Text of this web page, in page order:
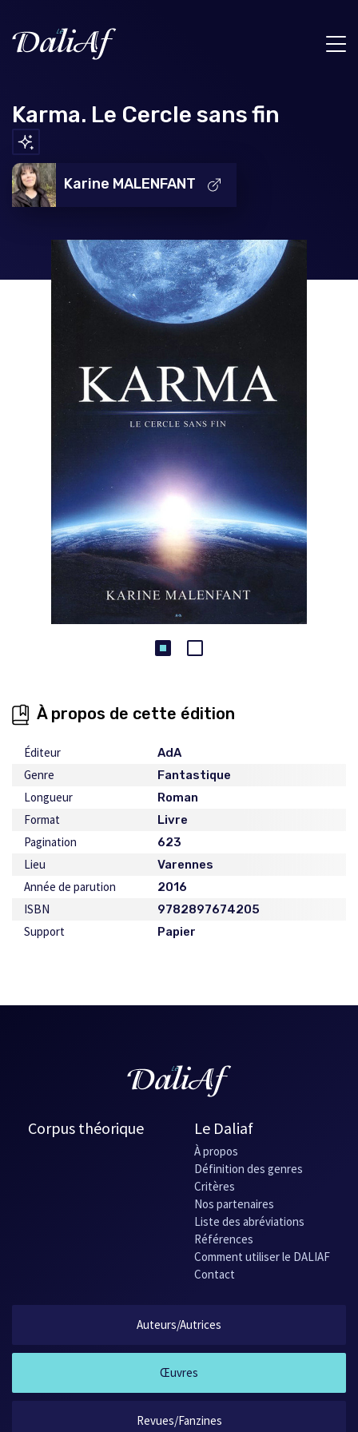
Karma. Le Cercle sans fin
Karine MALENFANT
À propos de cette édition
Éditeur AdA
Genre Fantastique
Longueur Roman
Format Livre
Pagination 623
Lieu Varennes
Année de parution 2016
ISBN 9782897674205
Support Papier
Corpus théorique Le Daliaf
À propos
Définition des genres
Critères
Nos partenaires
Liste des abréviations
Références
Comment utiliser le DALIAF
Contact
Auteurs/Autrices
Œuvres
Revues/Fanzines